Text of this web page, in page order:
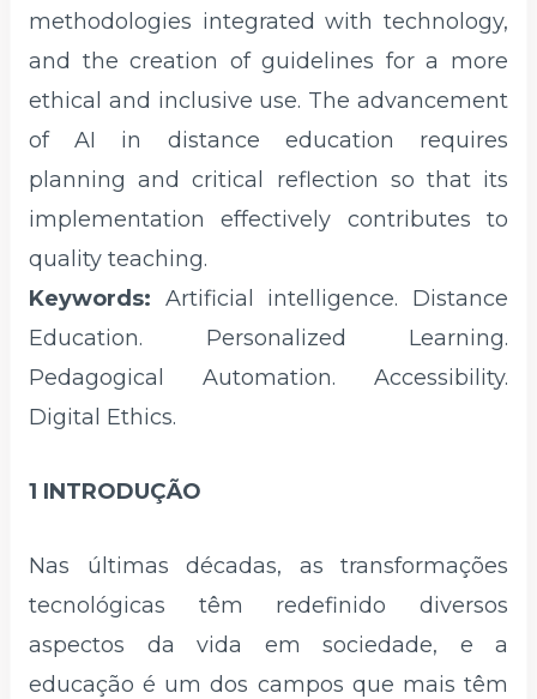
methodologies integrated with technology,
and the creation of guidelines for a more
ethical and inclusive use. The advancement
of AI in distance education requires
planning and critical reflection so that its
implementation effectively contributes to
quality teaching.
Keywords: Artificial intelligence. Distance
Education. Personalized Learning.
Pedagogical Automation. Accessibility.
Digital Ethics.
1 INTRODUÇÃO
Nas últimas décadas, as transformações
tecnológicas têm redefinido diversos
aspectos da vida em sociedade, e a
educação é um dos campos que mais têm